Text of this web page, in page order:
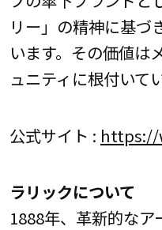
リー」の精神に基づ
います。その価値は
ュニティに根付いて
公式サイト : https://
ラリックについて
1888年、革新的な